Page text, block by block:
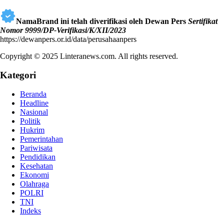
NamaBrand ini telah diverifikasi oleh Dewan Pers Sertifikat
Nomor 9999/DP-Verifikasi/K/XII/2023
https://dewanpers.or.id/data/perusahaanpers
Copyright © 2025 Linteranews.com. All rights reserved.
Kategori
Beranda
Headline
Nasional
Politik
Hukrim
Pemerintahan
Pariwisata
Pendidikan
Kesehatan
Ekonomi
Olahraga
POLRI
TNI
Indeks